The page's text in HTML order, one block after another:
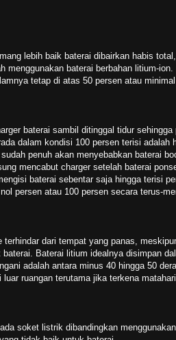
lebih baik baterai dibairkan habis
menggunakan baterai berbahan litium-
tetap di atas 50 persen atau minimal
baterai sambil ditinggal tidur sehingga
dalam kondisi 100 persen terisi adalah
penuh akan menyebabkan baterai
mencabut charger setelah baterai
baterai sebentar saja hingga terisi
persen atau 100 persen secara terus-
dari tempat yang panas,
Baterai litium idealnya disimpan
adalah antara minus 40 hingga 50
ruangan terutama jika terkena
soket listrik dibandingkan